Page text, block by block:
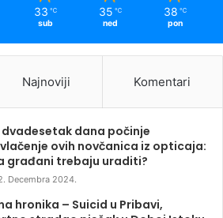
33 ℃
sub
35 ℃
ned
38 ℃
pon
Najnoviji Komentari
dvadesetak dana počinje
ovih novčanica iz opticaja:
građani trebaju uraditi?
Decembra 2024.
hronika – Suicid u Pribavi,